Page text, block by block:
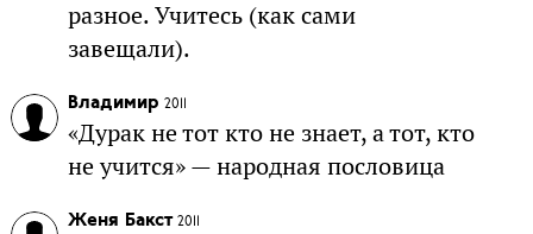
разное. Учитесь (как сами
завещали).
Владимир 2011
«Дурак не тот кто не знает, а тот, кто
не учится» — народная пословица
Женя Бакст 2011